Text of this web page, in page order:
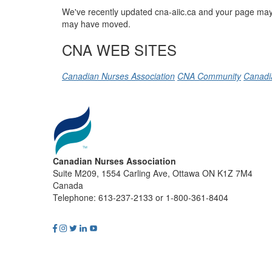
We've recently updated cna-aiic.ca and your page
may have moved.
CNA WEB SITES
Canadian Nurses Association CNA Community
Canadian Nurses Association
Suite M209, 1554 Carling Ave, Ottawa ON K1Z 7M4
Canada
Telephone: 613-237-2133 or 1-800-361-8404